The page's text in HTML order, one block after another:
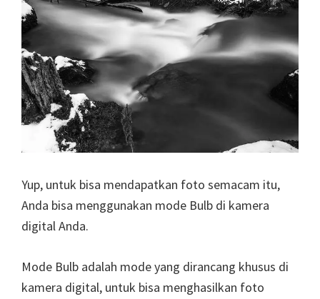
Yup, untuk bisa mendapatkan foto semacam itu,
Anda bisa menggunakan mode Bulb di kamera
digital Anda.
Mode Bulb adalah mode yang dirancang khusus di
kamera digital, untuk bisa menghasilkan foto